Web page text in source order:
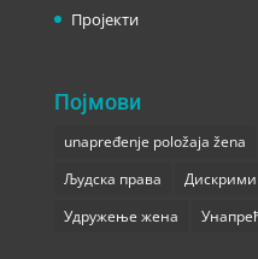
Пројекти
Појмови
unapređenje položaja žena
Људска права
Удружење жена